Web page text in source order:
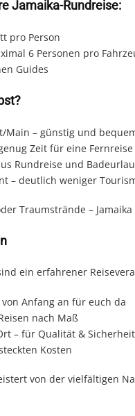
Jamaika-Rundreise:
pro Person
6 Personen pro
Guides
Main – günstig und
Zeit für eine Fernreise
Rundreise und
– deutlich weniger
Traumstrände –
ein erfahrener
Anfang an für euch da
nach Maß
– für Qualität & Sicherheit
Kosten
von der vielfältigen